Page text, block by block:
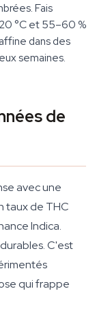
Fais
°C et 55–60 %
dans des
semaines.
de
avec une
taux de THC
Indica.
C'est
qui frappe